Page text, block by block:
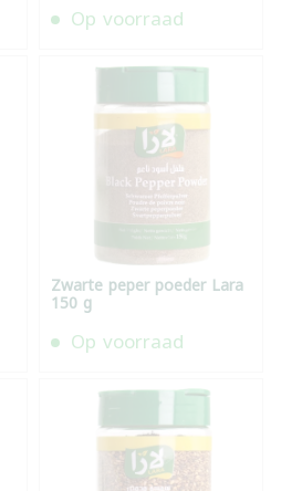
Op voorraad
Zwarte peper poeder Lara
150 g
Op voorraad